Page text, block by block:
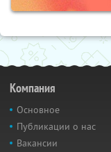
Компания
Основное
Публикации о нас
Вакансии